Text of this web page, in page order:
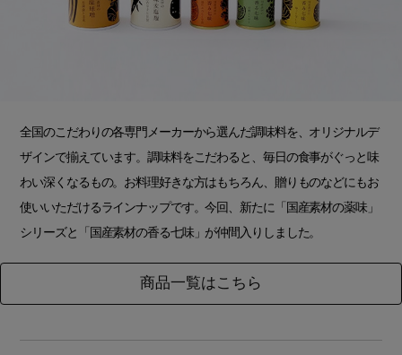
全国のこだわりの各専門メーカーから選んだ調味料を、オリジナルデ
ザインで揃えています。調味料をこだわると、毎日の食事がぐっと味
わい深くなるもの。お料理好きな方はもちろん、贈りものなどにもお
使いいただけるラインナップです。今回、新たに「国産素材の薬味」
シリーズと「国産素材の香る七味」が仲間入りしました。
商品一覧はこちら